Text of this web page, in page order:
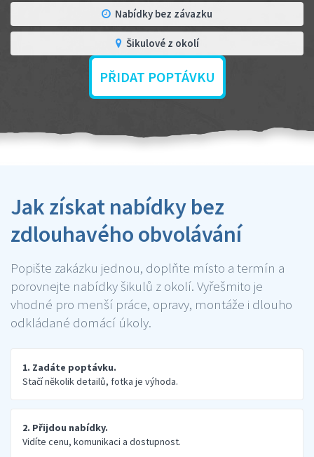
Nabídky bez závazku
Šikulové z okolí
PŘIDAT POPTÁVKU
Jak získat nabídky bez
zdlouhavého obvolávání
Popište zakázku jednou, doplňte místo a termín a
porovnejte nabídky šikulů z okolí. Vyřešmito je
vhodné pro menší práce, opravy, montáže i dlouho
odkládané domácí úkoly.
1. Zadáte poptávku.
Stačí několik detailů, fotka je výhoda.
2. Přijdou nabídky.
Vidíte cenu, komunikaci a dostupnost.